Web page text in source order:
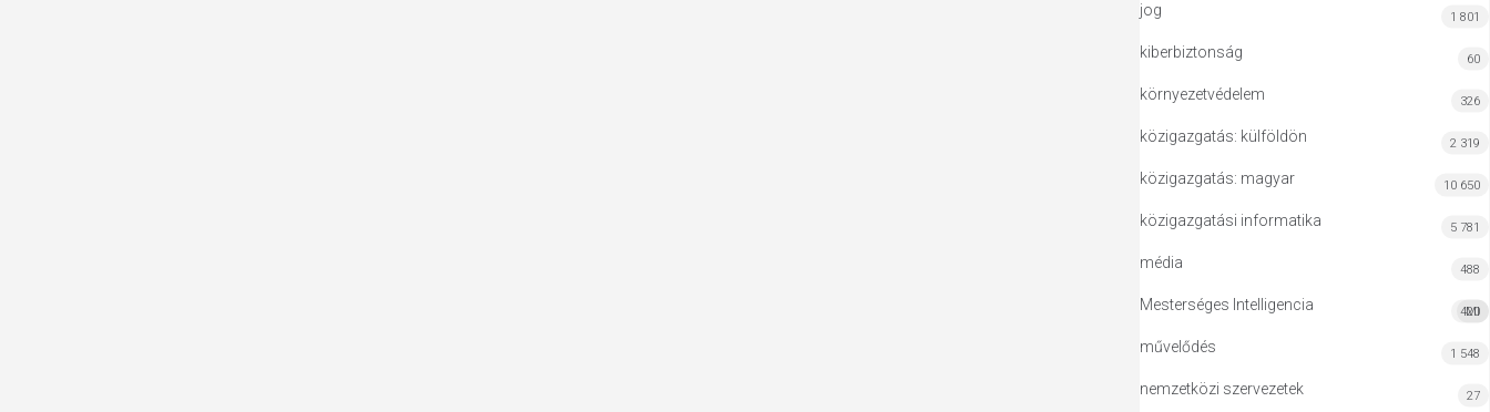
jog 1 801
kiberbiztonság 60
környezetvédelem 326
közigazgatás: külföldön 2 319
közigazgatás: magyar 10 650
közigazgatási informatika 5 781
média 488
Mesterséges Intelligencia MI
420
művelődés 1 548
nemzetközi szervezetek 27